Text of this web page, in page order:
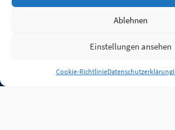
Ablehnen
Einstellungen ansehen
Cookie-RichtlinieDatenschutzerklärung
Anmelden
Jobs Partner FAQ